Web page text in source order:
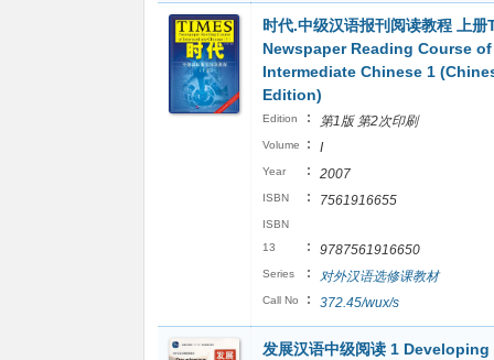
时代.中级汉语报刊阅读教程 上册
Newspaper Reading Course of
Intermediate Chinese 1
Edition)
Edition : 第1版 第2次印刷
Volume : I
Year : 2007
ISBN : 7561916655
ISBN
13
: 9787561916650
Series : 对外汉语选修课教材
Call No : 372.45/wux/s
发展汉语中级阅读 1